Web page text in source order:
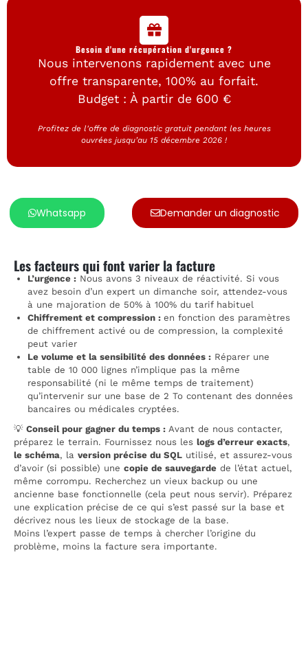
Besoin d'une récupération d'urgence ?
Nous intervenons rapidement avec une
offre transparente, 100% au forfait.
Budget : À partir de 600 €
Profitez de l'offre de diagnostic gratuit pendant les heures
ouvrées jusqu’au 15 décembre 2026 !
Whatsapp Demander un diagnostic
Les facteurs qui font varier la facture
L’urgence : Nous avons 3 niveaux de réactivité. Si vous
avez besoin d’un expert un dimanche soir, attendez-vous
à une majoration de 50% à 100% du tarif habituel
Chiffrement et compression : en fonction des paramètres
de chiffrement activé ou de compression, la complexité
peut varier
Le volume et la sensibilité des données : Réparer une
table de 10 000 lignes n’implique pas la même
responsabilité (ni le même temps de traitement)
qu’intervenir sur une base de 2 To contenant des données
bancaires ou médicales cryptées.
💡 Conseil pour gagner du temps : Avant de nous contacter,
préparez le terrain. Fournissez nous les logs d’erreur exacts,
le schéma, la version précise du SQL utilisé, et assurez-vous
d’avoir (si possible) une copie de sauvegarde de l’état actuel,
même corrompu. Recherchez un vieux backup ou une
ancienne base fonctionnelle (cela peut nous servir). Préparez
une explication précise de ce qui s’est passé sur la base et
décrivez nous les lieux de stockage de la base.
Moins l’expert passe de temps à chercher l’origine du
problème, moins la facture sera importante.